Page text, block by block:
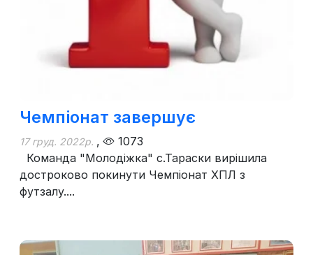
Чемпіонат завершує
17 груд. 2022р. ,
1073
Команда "Молодіжка" с.Тараски вирішила
достроково покинути Чемпіонат ХПЛ з
футзалу....